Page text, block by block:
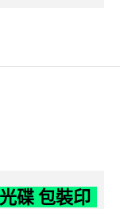
碟 包裝印